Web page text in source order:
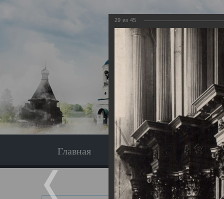
Главная Экскурсия
29 из 45